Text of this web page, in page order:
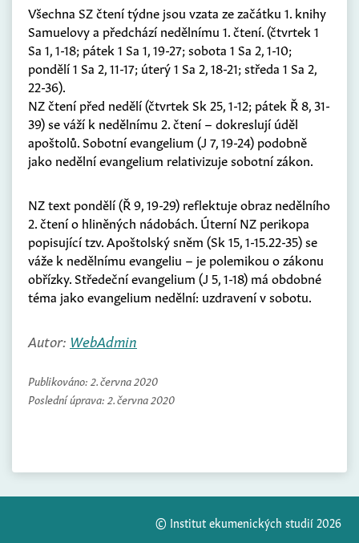
Všechna SZ čtení týdne jsou vzata ze začátku 1. knihy
Samuelovy a předchází nedělnímu 1. čtení. (čtvrtek 1
Sa 1, 1-18; pátek 1 Sa 1, 19-27; sobota 1 Sa 2, 1-10;
pondělí 1 Sa 2, 11-17; úterý 1 Sa 2, 18-21; středa 1 Sa 2,
22-36).
NZ čtení před nedělí (čtvrtek Sk 25, 1-12; pátek Ř 8, 31-
39) se váží k nedělnímu 2. čtení – dokreslují úděl
apoštolů. Sobotní evangelium (J 7, 19-24) podobně
jako nedělní evangelium relativizuje sobotní zákon.
NZ text pondělí (Ř 9, 19-29) reflektuje obraz nedělního
2. čtení o hliněných nádobách. Úterní NZ perikopa
popisující tzv. Apoštolský sněm (Sk 15, 1-15.22-35) se
váže k nedělnímu evangeliu – je polemikou o zákonu
obřízky. Středeční evangelium (J 5, 1-18) má obdobné
téma jako evangelium nedělní: uzdravení v sobotu.
Autor: WebAdmin
Publikováno: 2. června 2020
Poslední úprava: 2. června 2020
© Institut ekumenických studií 2026